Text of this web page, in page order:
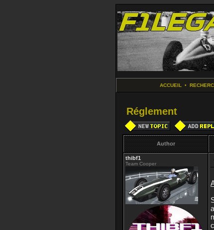
ACCUEIL •
Réglement
Author
thibf1
Team Cooper